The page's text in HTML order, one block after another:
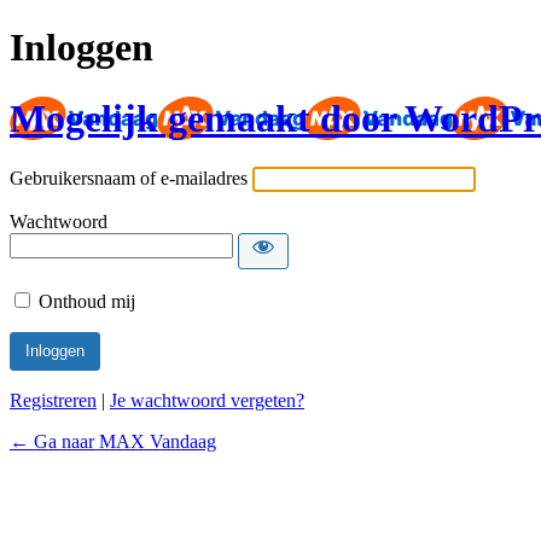
Inloggen
Mogelijk gemaakt door
Gebruikersnaam of e-mailadres
Wachtwoord
Onthoud mij
Registreren | Je wachtwoord vergeten?
← Ga naar MAX Vandaag